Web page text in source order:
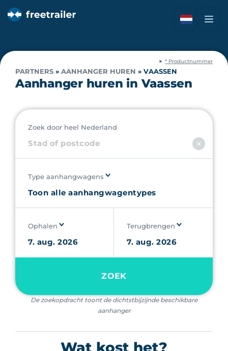
* Productnummer
PARTNERS » AANHANGER HUREN » VAASSEN
Aanhanger huren in Vaassen
Zoek door heel Nederland
Type aanhangwagens
Ophalen Terugbrengen
ZOEK
De zoekopdracht toont de dichtstbijzijnde beschikbare
aanhanger
Wat kost het?